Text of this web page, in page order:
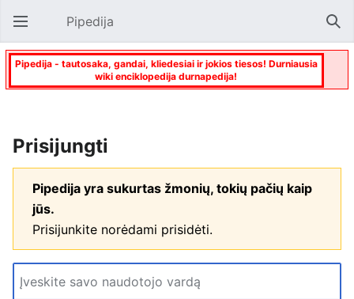
Atverti pagrindinį meniu Pipedija
Pipedija - tautosaka, gandai, kliedesiai ir jokios tiesos! Durniausia
wiki enciklopedija durnapedija!
Prisijungti
Pipedija yra sukurtas žmonių, tokių pačių kaip
jūs.
Prisijunkite norėdami prisidėti.